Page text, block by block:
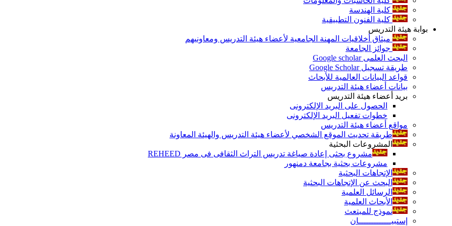
كلية الهندسة
كلية الفنون التطبيقية
بوابة هيئة التدريس
ميثاق أخلاقيات المهنة الجامعية لأعضاء هيئة التدريس ومعاونيهم
جوائز الجامعة
البحث العلمى Google scholar
طريقة تسجيل Google Scholar
قواعد البيانات العالمية للأبحاث
بيانات أعضاء هيئة التدريس
بريد أعضاء هيئة التدريس
الحصول على البريد الإلكترونى
خطوات تفعيل البريد الإلكترونى
مواقع أعضاء هيئة التدريس
طريقة تحديث الموقع الشخصي لأعضاء هيئة التدريس والهيئة المعاونة
المشروعات البحثية
مشروع بحثى إعادة صياغة تدريس التراث الثقافى فى مصر REHEED
مشروعات بحثية بجامعة دمنهور
الإتجاهات البحثية
البحث عن الإتجاهات البحثية
الرسائل العلمية
الأبحاث العلمية
نموذج للمبتعث
إستبيـــــــــــــان